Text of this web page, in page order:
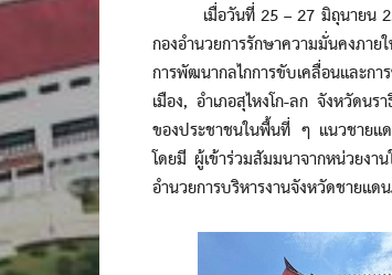
เมื่อวันที่ 25 – 27 มิถุนายน
กองอำนวยการรักษาความมั่นคงภ
การพัฒนากลไกการขับเคลื่อนและก
เมือง, อำเภอสุไหงโก-ลก จังหวัดน
ของประชาชนในพื้นที่ ๆ แนวชายแ
โดยมี ผู้เข้าร่วมสัมมนาจากหน่วยง
อำนวยการบริหารงานจังหวัดชายแ